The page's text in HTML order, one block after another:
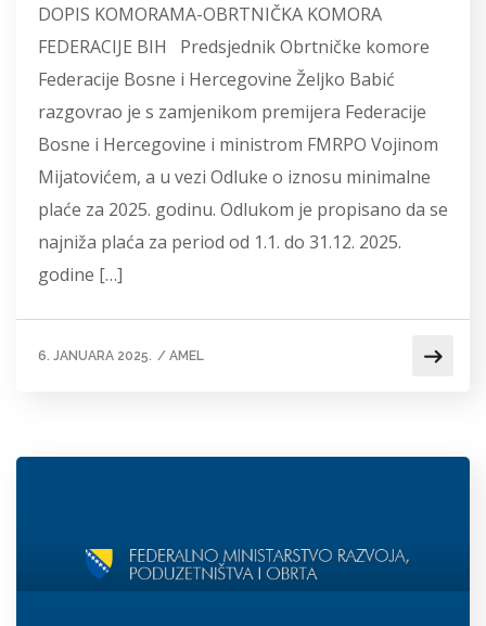
DOPIS KOMORAMA-OBRTNIČKA KOMORA
FEDERACIJE BIH Predsjednik Obrtničke komore
Federacije Bosne i Hercegovine Željko Babić
razgovrao je s zamjenikom premijera Federacije
Bosne i Hercegovine i ministrom FMRPO Vojinom
Mijatovićem, a u vezi Odluke o iznosu minimalne
plaće za 2025. godinu. Odlukom je propisano da se
najniža plaća za period od 1.1. do 31.12. 2025.
godine […]
6. JANUARA 2025. / AMEL